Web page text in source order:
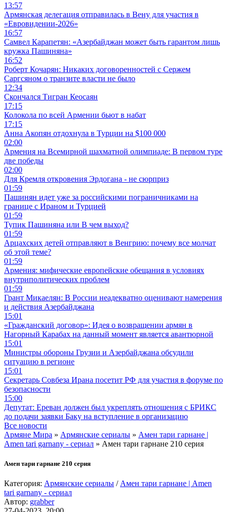
13:57
Армянская делегация отправилась в Вену для участия в
«Евровидении-2026»
16:57
Самвел Карапетян: «Азербайджан может быть гарантом лишь
кружка Пашиняна»
16:52
Роберт Кочарян: Никаких договоренностей с Сержем
Саргсяном о транзите власти не было
12:34
Скончался Тигран Кеосаян
17:15
Колокола по всей Армении бьют в набат
17:15
Анна Акопян отдохнула в Турции на $100 000
02:00
Армения на Всемирной шахматной олимпиаде: В первом туре
две победы
02:00
Для Кремля откровения Эрдогана - не сюрприз
01:59
Пашинян идет уже за российскими пограничниками на
границе с Ираном и Турцией
01:59
Тупик Пашиняна или В чем выход?
01:59
Арцахских детей отправляют в Венгрию: почему все молчат
об этой теме?
01:59
Армения: мифические европейские обещания в условиях
внутриполитических проблем
01:59
Грант Микаелян: В России неадекватно оценивают намерения
и действия Азербайджана
15:01
«Гражданский договор»: Идея о возвращении армян в
Нагорный Карабах на данный момент является авантюрной
15:01
Министры обороны Грузии и Азербайджана обсудили
ситуацию в регионе
15:01
Секретарь Совбеза Ирана посетит РФ для участия в форуме по
безопасности
15:00
Депутат: Ереван должен был укреплять отношения с БРИКС
до подачи заявки Баку на вступление в организацию
Все новости
Армяне Мира » Армянские сериалы » Амен тари гарнане |
Amen tari garnany - сериал » Амен тари гарнане 210 серия
Амен тари гарнане 210 серия
Категория: Армянские сериалы / Амен тари гарнане | Amen
tari garnany - сериал
Автор: grabber